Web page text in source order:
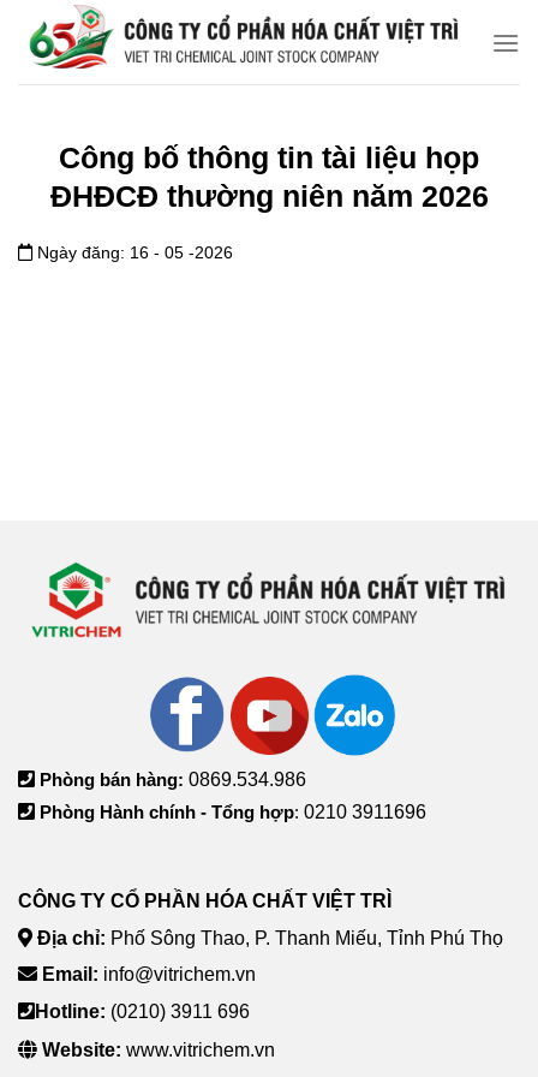
đến
Công bố thông tin tài liệu họp
ĐHĐCĐ thường niên năm 2026
Ngày đăng: 16 - 05 -2026
Phòng bán hàng: 0869.534.986
Phòng Hành chính - Tổng hợp: 0210 3911696
CÔNG TY CỔ PHẦN HÓA CHẤT VIỆT TRÌ
Địa chỉ: Phố Sông Thao, P. Thanh Miếu, Tỉnh Phú Thọ
Email: info@vitrichem.vn
Hotline: (0210) 3911 696
Website: www.vitrichem.vn